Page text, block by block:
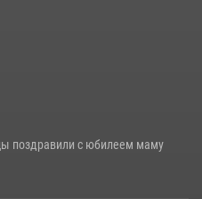
рынков «Темерник»
поздравили с юбилеем маму